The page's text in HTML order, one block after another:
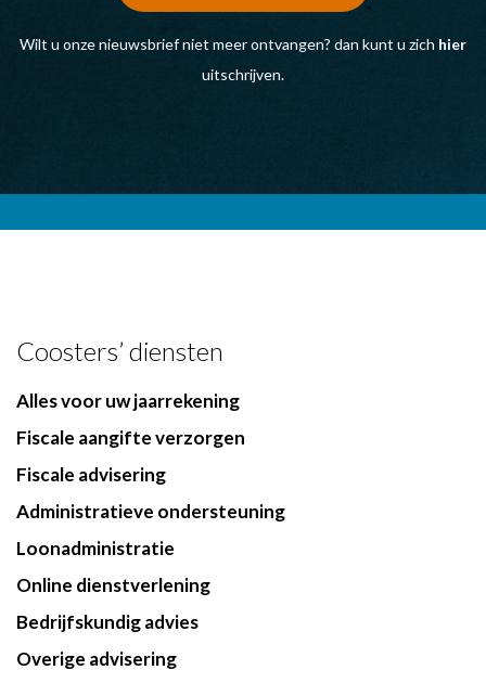
Wilt u onze nieuwsbrief niet meer ontvangen? dan kunt u zich hier
uitschrijven.
Coosters’ diensten
Alles voor uw jaarrekening
Fiscale aangifte verzorgen
Fiscale advisering
Administratieve ondersteuning
Loonadministratie
Online dienstverlening
Bedrijfskundig advies
Overige advisering